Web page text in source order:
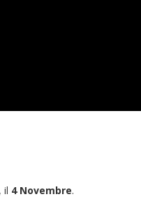
il 4 Novembre.